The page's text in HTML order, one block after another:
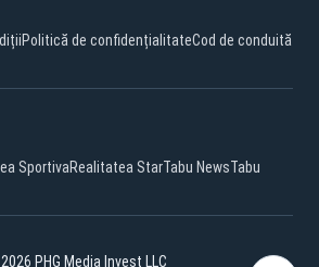
Politică de confidențialitateCod de conduită
SportivaRealitatea StarTabu NewsTabu
PHG Media Invest LLC